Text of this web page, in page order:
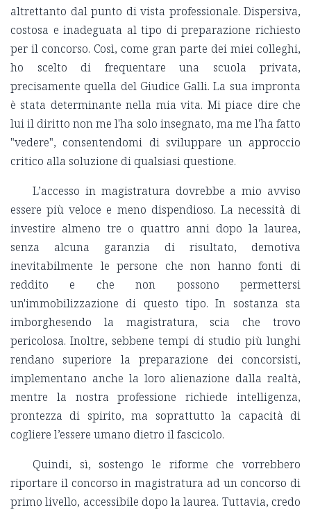
altrettanto dal punto di vista professionale. Dispersiva,
costosa e inadeguata al tipo di preparazione richiesto
per il concorso. Così, come gran parte dei miei colleghi,
ho scelto di frequentare una scuola privata,
precisamente quella del Giudice Galli. La sua impronta
è stata determinante nella mia vita. Mi piace dire che
lui il diritto non me l'ha solo insegnato, ma me l'ha fatto
"vedere", consentendomi di sviluppare un approccio
critico alla soluzione di qualsiasi questione.
L’accesso in magistratura dovrebbe a mio avviso
essere più veloce e meno dispendioso. La necessità di
investire almeno tre o quattro anni dopo la laurea,
senza alcuna garanzia di risultato, demotiva
inevitabilmente le persone che non hanno fonti di
reddito e che non possono permettersi
un'immobilizzazione di questo tipo. In sostanza sta
imborghesendo la magistratura, scia che trovo
pericolosa. Inoltre, sebbene tempi di studio più lunghi
rendano superiore la preparazione dei concorsisti,
implementano anche la loro alienazione dalla realtà,
mentre la nostra professione richiede intelligenza,
prontezza di spirito, ma soprattutto la capacità di
cogliere l’essere umano dietro il fascicolo.
Quindi, sì, sostengo le riforme che vorrebbero
riportare il concorso in magistratura ad un concorso di
primo livello, accessibile dopo la laurea. Tuttavia, credo